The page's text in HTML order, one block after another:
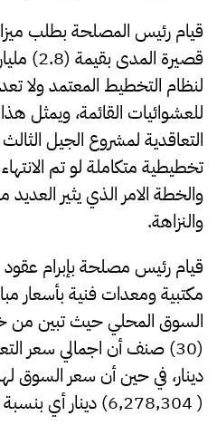
قيام رئيس المصلحة بطلب
قصيرة
لنظام التخطيط المعتمد ولا
التعاقدية لمشروع الجيل
تخطيطية متكاملة لو تم
والخطة الامر الذي يثير
والنزاهة.
قيام رئيس مصلحة بإبرام
مكتبية ومعدات فنية بأسعار
السوق المحلي حيث تبين من
دينار، في حين أن سعر السوق
( 6,278,304) دينار أي بنسبة زيادة (100%).